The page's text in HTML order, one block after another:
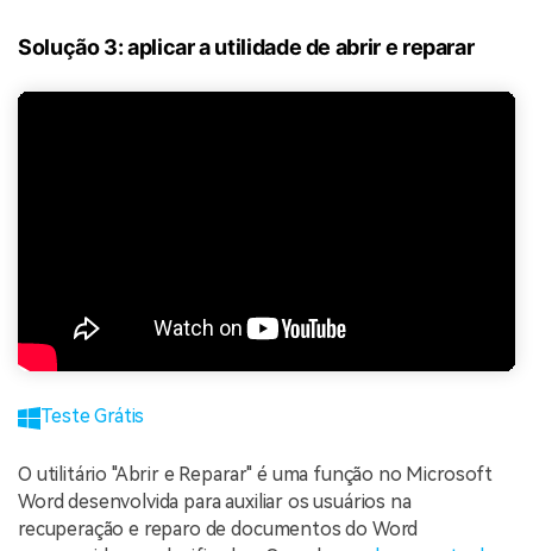
Solução 3: aplicar a utilidade de abrir e reparar
Teste Grátis
O utilitário "Abrir e Reparar" é uma função no Microsoft
Word desenvolvida para auxiliar os usuários na
recuperação e reparo de documentos do Word